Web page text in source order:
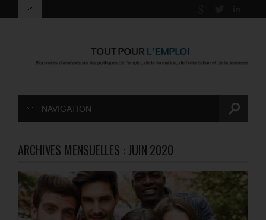
NAVIGATION
ARCHIVES MENSUELLES : JUIN 2020